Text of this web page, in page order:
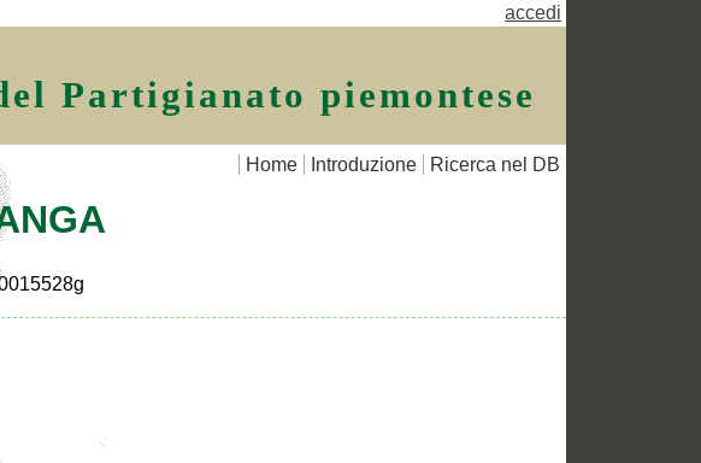
accedi
Partigianato piemontese
Home Introduzione Ricerca nel DB